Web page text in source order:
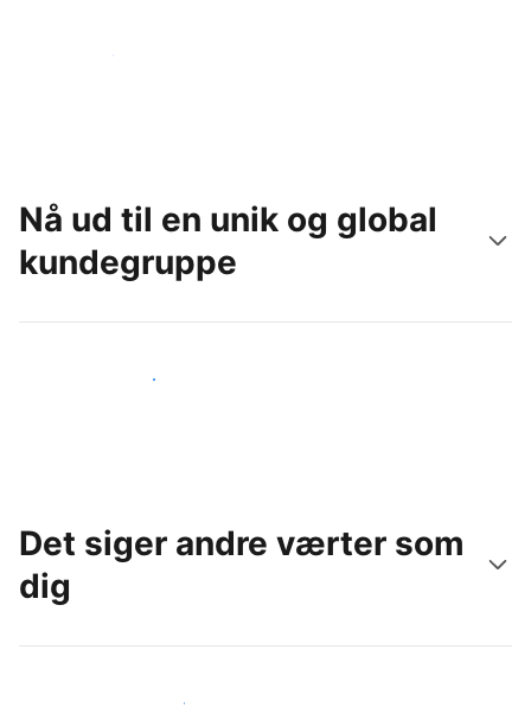
Kom i gang i dag
Nå ud til en unik og global
kundegruppe
Nå ud til nye gæster i dag
Det siger andre værter som
dig